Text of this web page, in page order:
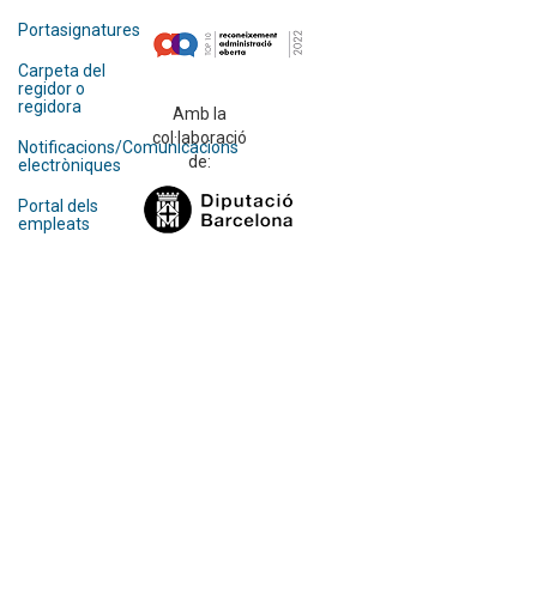
Portasignatures
Carpeta del
regidor o
regidora
Notificacions/Comunicacions
electròniques
Portal dels
empleats
Amb la
col·laboració
de: